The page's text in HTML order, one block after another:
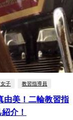
女子 教習指導員
由美！二輪教習指
介！